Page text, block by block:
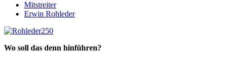
Mitstreiter
Erwin Rohleder
Wo soll das denn hinführen?